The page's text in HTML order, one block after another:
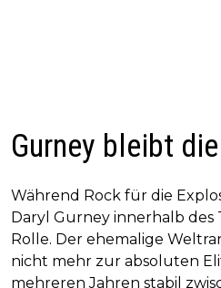
Gurney bleibt
Während Rock für die
Daryl Gurney innerhalb des
Rolle. Der ehemalige
nicht mehr zur absoluten
mehreren Jahren stabil